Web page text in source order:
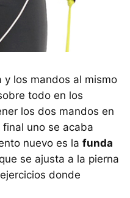
y los mandos al mismo
todo en los
los dos mandos en
uno se acaba
nuevo es la funda
se ajusta a la pierna
donde